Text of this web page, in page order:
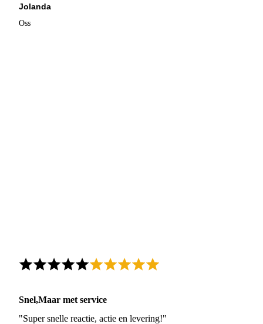
Jolanda
Oss
Snel,Maar met service
"Super snelle reactie, actie en levering!"